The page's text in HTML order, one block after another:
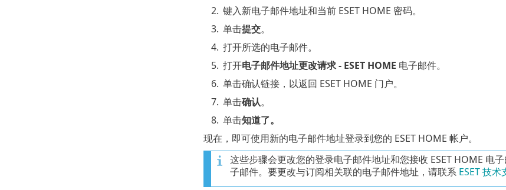
2. 键入新电子邮件地址和当前 ESET HOME 密码。
3. 单击提交。
4. 打开所选的电子邮件。
5. 打开电子邮件地址更改请求 - ESET HOME 电子邮件。
6. 单击确认链接，以返回 ESET HOME 门户。
7. 单击确认。
8. 单击知道了。
现在，即可使用新的电子邮件地址登录到您的 ESET HOME 帐户。
这些步骤会更改您的登录电子邮件地址和您接收 ESET HOME 电
子邮件。要更改与订阅相关联的电子邮件地址，请联系 ESET 技术